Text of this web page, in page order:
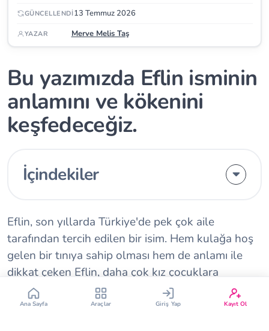
GÜNCELLENDI13 Temmuz 2026
YAZAR Merve Melis Taş
Bu yazımızda Eflin isminin
anlamını ve kökenini
keşfedeceğiz.
İçindekiler
Eflin, son yıllarda Türkiye'de pek çok aile
tarafından tercih edilen bir isim. Hem kulağa hoş
gelen bir tınıya sahip olması hem de anlamı ile
dikkat çeken Eflin, daha çok kız çocuklara
veriliyor. Peki, Eflin isminin anlamı nedir?
Eflin
isminin kökeni
nereden geliyor? Bu isim Kuran-ı
Bebek Burcu
Vücut Kitle Endeksi Gebelik Hesaplama
Yumurtlama Hesaplama Gebe Sözlüğü
Ana Sayfa Araçlar Giriş Yap Kayıt Ol